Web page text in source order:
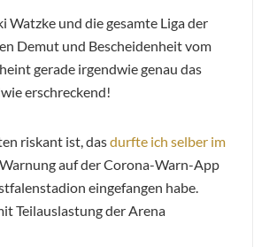
Watzke und die gesamte Liga der
Demut und Bescheidenheit vom
gerade irgendwie genau das
erschreckend!
riskant ist, dasdurfte ich selber im
auf der Corona-Warn-App
eingefangen habe.
Teilauslastung der Arena